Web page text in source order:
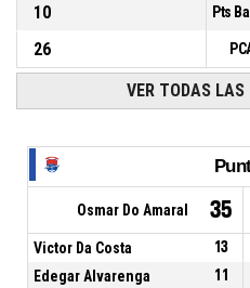
10
Pts
26
VER TODAS
Osmar Do Amaral 35
Victor Da Costa 13
Edegar Alvarenga
11